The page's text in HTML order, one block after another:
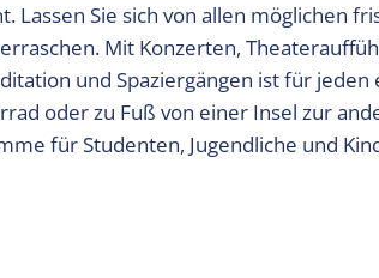
Sie sich von allen möglichen
Mit Konzerten,
und Spaziergängen ist für jeden
oder zu Fuß von einer Insel zur
für Studenten, Jugendliche und